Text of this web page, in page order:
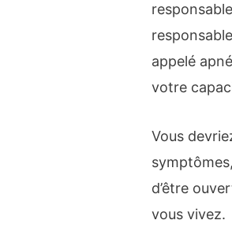
appelé
votre
Vous
d’être
vous vivez.